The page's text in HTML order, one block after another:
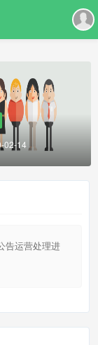
02-14
告运营处理进